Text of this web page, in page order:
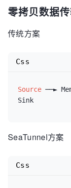
零拷贝数据
传统方案
Source ──►
Css
SeaTunnel方案
Css